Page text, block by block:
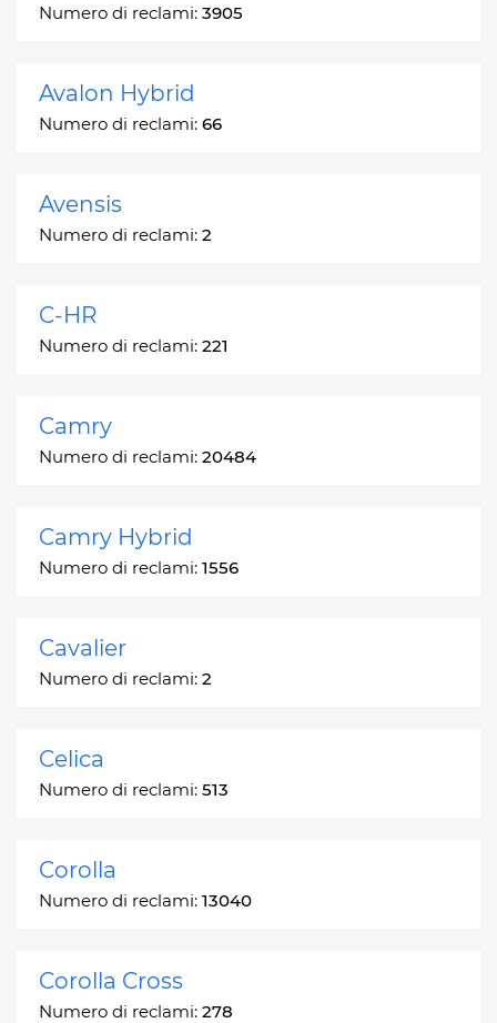
Numero di reclami: 3905
Avalon Hybrid
Numero di reclami: 66
Avensis
Numero di reclami: 2
C-HR
Numero di reclami: 221
Camry
Numero di reclami: 20484
Camry Hybrid
Numero di reclami: 1556
Cavalier
Numero di reclami: 2
Celica
Numero di reclami: 513
Corolla
Numero di reclami: 13040
Corolla Cross
Numero di reclami: 278